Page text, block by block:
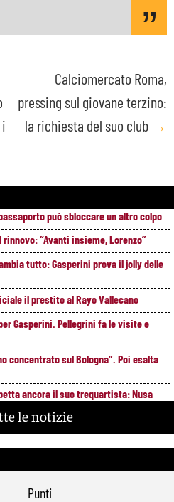
i
Calciomercato Roma,
pressing sul giovane terzino:
la richiesta del suo club →
può sbloccare un altro colpo
“Avanti insieme, Lorenzo”
tutto: Gasperini prova il jolly delle
il prestito al Rayo Vallecano
Gasperini. Pellegrini fa le visite e
concentrato sul Bologna”. Poi esalta
ancora il suo trequartista: Nusa
le notizie
Punti